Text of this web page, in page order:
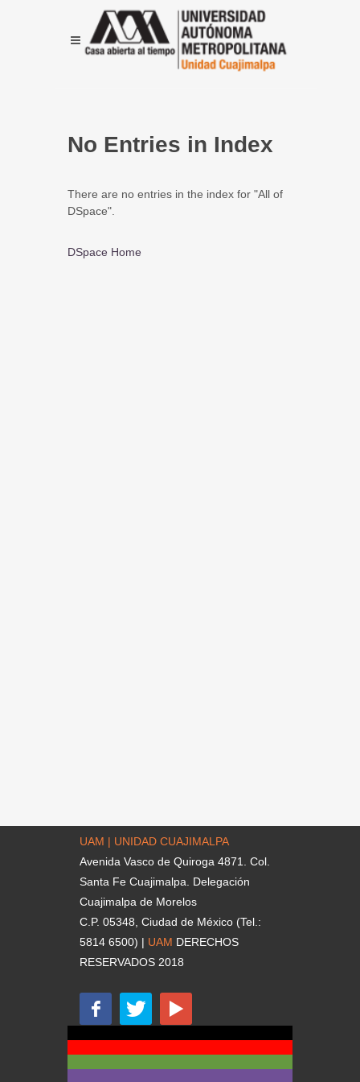
No Entries in Index
There are no entries in the index for "All of
DSpace".
DSpace Home
UAM | UNIDAD CUAJIMALPA
Avenida Vasco de Quiroga 4871. Col.
Santa Fe Cuajimalpa. Delegación
Cuajimalpa de Morelos
C.P. 05348, Ciudad de México (Tel.:
5814 6500) | UAM DERECHOS
RESERVADOS 2018